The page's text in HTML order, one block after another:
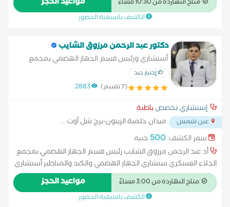
الكبد ، جامعه عين شمس.
متاح النهاردة من 10:30 مساءً
الكشف باسبقية الحضور
دكتور عبد الرحمن مرزوق الشايب
أستشاري ورئيس قسم الجهاز الهضمي بمجمع
الجلاء الطبي للقوات المسلحة
إختيار جيد
(7 تقييم) 2883
إستشاري تخصصباطنة
عين شمس ميدان حلمية الزيتون-برج شل أوت...
سعر الكشف:500 جنيه
أد عبد الرحمن مرزوق الشايب رئيس قسم الجهاز الهضمي بمجمع
الجلاء العسكري ستشاري الجهاز الهضمي والكبد والمناظير أستشاري
الجهاز الهضمي بالقوات المسلحا مدرس أمراض الباطنة والكبد
ومناظير الجهاز الهضمي بالأكاديمية الطبية العسكرية أستشاري
مناظير الجهاز الهضمي المتقدمة ورئيس قسم الجهاز الهضمي
متاح النهاردة من 3:00 مساءً مواعيد الحجز
الكشف باسبقية الحضور